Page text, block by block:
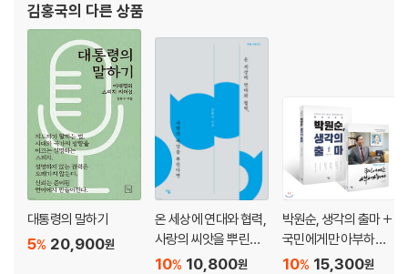
상황을 유리하게 만드는 전략적 답변 _86
답변할 때의 금기사항 _89
핵심 메시지 빠뜨리지 않기 _92
리더의 말하기는 정직해야 한다 _95
리더의 말하기는 신뢰감을 줘야 한다 _99
신뢰도 높은 분석결과를 인용하라 _103
4부_ 말하기와 스토리텔링
스토리텔링, 스토리두잉, 스토리리빙 _108
리더의 말하기, 발음·발성의 중요성 _111
리디킨슨대학에서 방문학자로 근무했다. 경기대 겸임교
김홍국의 다른 상품
대통령의 말하기
20,900원
5%
온 세상에 연대와 협력,
사랑의 씨앗을 뿌린다
면
10,800원
10%
박원순, 생각의 출마 +
국민에게만 아부하겠
습니다 세트15,300원
10%